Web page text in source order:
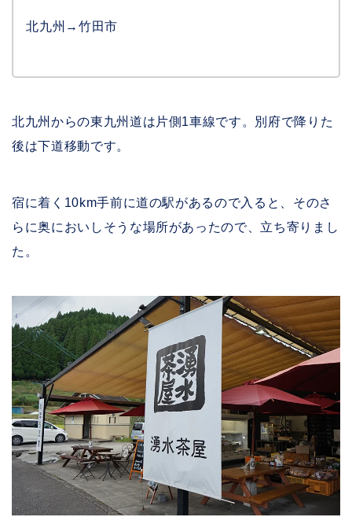
北九州→竹田市
北九州からの東九州道は片側1車線です。別府で降りた
後は下道移動です。
宿に着く10km手前に道の駅があるので入ると、そのさ
らに奥においしそうな場所があったので、立ち寄りまし
た。